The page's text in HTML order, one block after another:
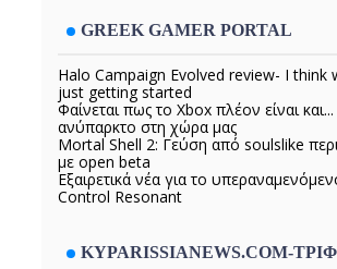
GREEK GAMER PORTAL
Halo Campaign Evolved review- I think
just getting started
Φαίνεται πως το Xbox πλέον είναι
ανύπαρκτο στη χώρα μας
Mortal Shell 2: Γεύση από soulslike
με open beta
Εξαιρετικά νέα για το
Control Resonant
KYPARISSIANEWS.COM-